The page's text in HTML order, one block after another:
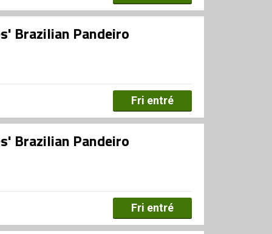
Brazilian Pandeiro
Fri entré
Brazilian Pandeiro
Fri entré